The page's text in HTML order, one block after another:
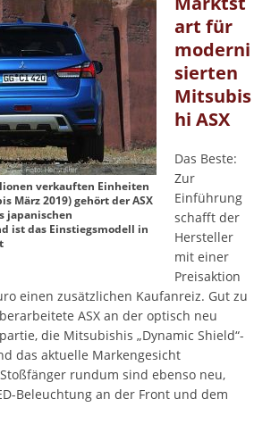
verkauften Einheiten
März 2019) gehört der ASX
japanischen
ist das Einstiegsmodell in
art für
moderni
sierten
Mitsubis
hi ASX
Das Beste:
Zur
Einführung
schafft der
Hersteller
mit einer
Preisaktion
einen zusätzlichen Kaufanreiz. Gut zu
ASX an der optisch neu
die Mitsubishis „Dynamic Shield“-
das aktuelle Markengesicht
rundum sind ebenso neu,
Beleuchtung an der Front und dem